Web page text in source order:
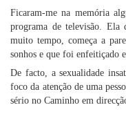
Ficaram-me na memória
programa de televisão. Ela
muito tempo, começa a
sonhos e que foi enfeitiçado
De facto, a sexualidade
foco da atenção de uma
sério no Caminho em